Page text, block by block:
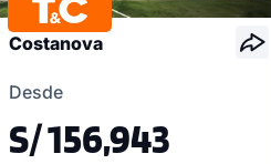
Costanova
Desde
S/ 156,943